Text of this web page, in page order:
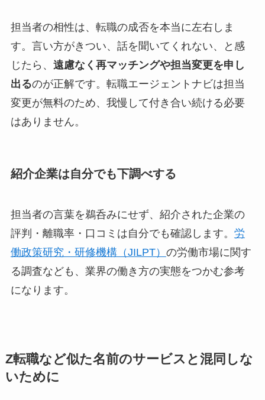
担当者の相性は、転職の成否を本当に左右しま
す。言い方がきつい、話を聞いてくれない、と感
じたら、 遠慮なく再マッチングや担当変更を申し
出るのが正解です。転職エージェントナビは担当
変更が無料のため、我慢して付き合い続ける必要
はありません。
紹介企業は自分でも下調べする
担当者の言葉を鵜呑みにせず、紹介された企業の
評判・離職率・口コミは自分でも確認します。 労
働政策研究・研修機構（JILPT） の労働市場に関す
る調査なども、業界の働き方の実態をつかむ参考
になります。
Z転職など似た名前のサービスと混同しな
いために